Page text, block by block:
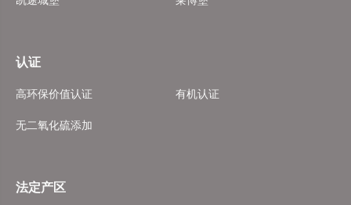
认证
高环保价值认证 有机认证
无二氧化硫添加
法定产区